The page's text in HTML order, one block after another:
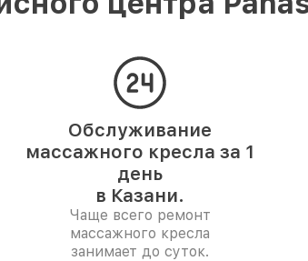
Обслуживание
массажного кресла за 1
день
в Казани.
Чаще всего ремонт
массажного кресла
занимает до суток.